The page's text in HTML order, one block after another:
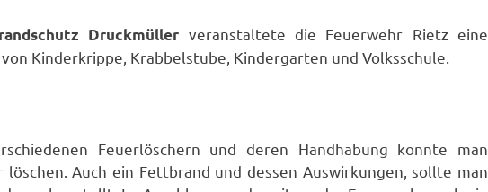
Druckmüller veranstaltete die Feuerwehr Rietz eine
Kinderkrippe, Krabbelstube, Kindergarten und Volksschule.
Feuerlöschern und deren Handhabung konnte man
Auch ein Fettbrand und dessen Auswirkungen, sollte man